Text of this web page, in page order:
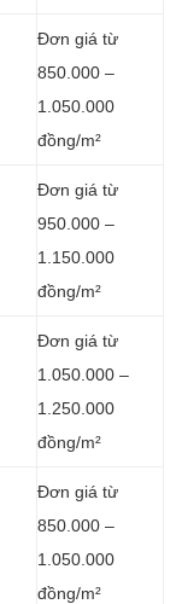
Đơn giá từ
850.000 –
1.050.000
đồng/m²
Đơn giá từ
950.000 –
1.150.000
đồng/m²
Đơn giá từ
1.050.000 –
1.250.000
đồng/m²
Đơn giá từ
850.000 –
1.050.000
đồng/m²